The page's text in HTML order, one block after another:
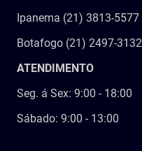
Ipanema (21) 3813-5577
Botafogo (21) 2497-3132
ATENDIMENTO
Seg. á Sex: 9:00 - 18:00
Sábado: 9:00 - 13:00